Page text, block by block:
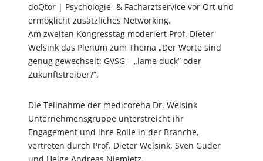
doQtor | Psychologie- & Facharztservice vor Ort und
ermöglicht zusätzliches Networking.
Am zweiten Kongresstag moderiert Prof. Dieter
Welsink das Plenum zum Thema „Der Worte sind
genug gewechselt: GVSG – „lame duck“ oder
Zukunftstreiber?“.
Die Teilnahme der medicoreha Dr. Welsink
Unternehmensgruppe unterstreicht ihr
Engagement und ihre Rolle in der Branche,
vertreten durch Prof. Dieter Welsink, Sven Guder